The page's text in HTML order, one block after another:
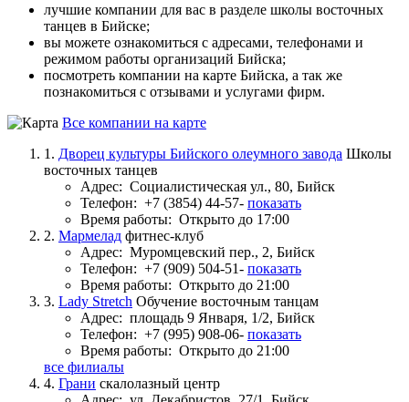
лучшие компании для вас в разделе школы восточных
танцев в Бийске;
вы можете ознакомиться с адресами, телефонами и
режимом работы организаций Бийска;
посмотреть компании на карте Бийска, а так же
познакомиться с отзывами и услугами фирм.
Все компании на карте
1. Дворец культуры Бийского олеумного завода Школы
восточных танцев
Адрес: Социалистическая ул., 80, Бийск
Телефон: +7 (3854) 44-57- показать
Время работы: Открыто до 17:00
2. Мармелад фитнес-клуб
Адрес: Муромцевский пер., 2, Бийск
Телефон: +7 (909) 504-51- показать
Время работы: Открыто до 21:00
3. Lady Stretch Обучение восточным танцам
Адрес: площадь 9 Января, 1/2, Бийск
Телефон: +7 (995) 908-06- показать
Время работы: Открыто до 21:00
все филиалы
4. Грани скалолазный центр